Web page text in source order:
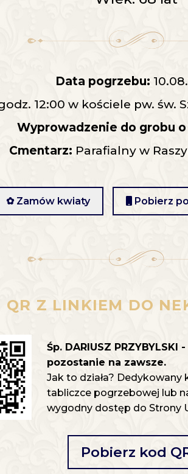
Data pogrzebu:
12:00 w kościele pw. św.
Wyprowadzenie do grobu
Cmentarz: Parafialny w
✿ Zamów kwiaty Pobierz
QR Z LINKIEM DO
Śp. DARIUSZ PRZYBYLSKI
pozostanie na zawsze.
Jak to działa? Dedykowany
tabliczce pogrzebowej lub
wygodny dostęp do Strony
Pobierz kod